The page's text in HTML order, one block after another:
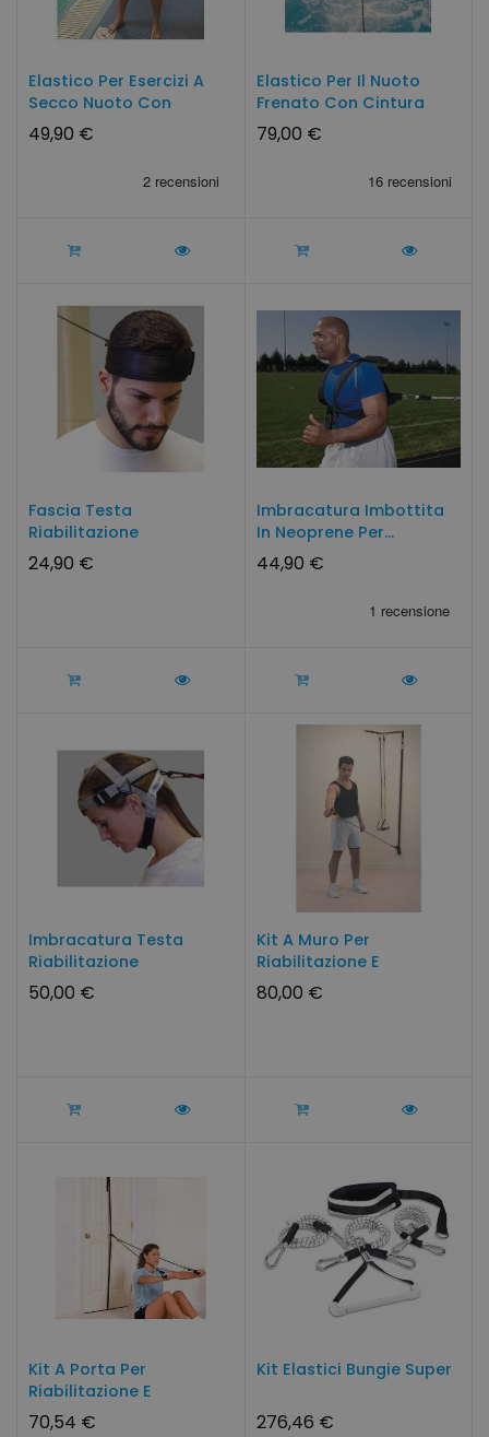
Elastico Per Esercizi A
Secco Nuoto Con
Palette...
49,90 €
Elastico Per Il Nuoto
Frenato Con Cintura
Lungo
79,00 €
Fascia Testa
Riabilitazione
Fisioterapia
24,90 €
Imbracatura Imbottita
In Neoprene Per...
44,90 €
Imbracatura Testa
Riabilitazione
Fisioterapia...
50,00 €
Kit A Muro Per
Riabilitazione E
Fisioterapia...
80,00 €
Kit A Porta Per
Riabilitazione E
Fisioterapia...
70,54 €
Kit Elastici Bungie Super
276,46 €